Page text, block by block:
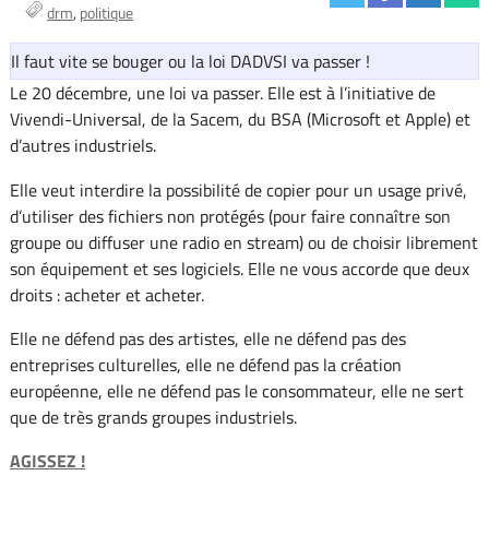
drm politique
Il faut vite se bouger ou la loi DADVSI va passer !
Le 20 décembre, une loi va passer. Elle est à l’initiative de
Vivendi-Universal, de la Sacem, du BSA (Microsoft et Apple) et
d’autres industriels.
Elle veut interdire la possibilité de copier pour un usage privé,
d’utiliser des fichiers non protégés (pour faire connaître son
groupe ou diffuser une radio en stream) ou de choisir librement
son équipement et ses logiciels. Elle ne vous accorde que deux
droits : acheter et acheter.
Elle ne défend pas des artistes, elle ne défend pas des
entreprises culturelles, elle ne défend pas la création
européenne, elle ne défend pas le consommateur, elle ne sert
que de très grands groupes industriels.
AGISSEZ !